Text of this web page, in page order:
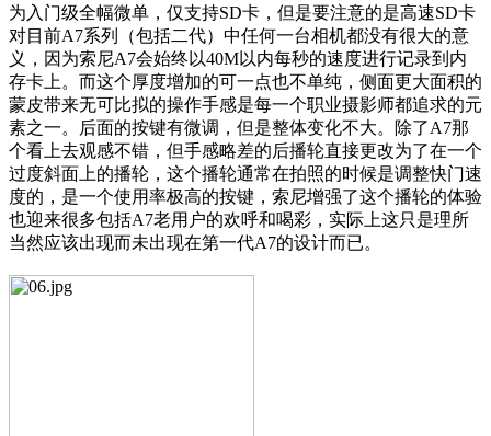
为入门级全幅微单，仅支持SD卡，但是要注意的是高速SD卡
对目前A7系列（包括二代）中任何一台相机都没有很大的意
义，因为索尼A7会始终以40M以内每秒的速度进行记录到内
存卡上。而这个厚度增加的可一点也不单纯，侧面更大面积的
蒙皮带来无可比拟的操作手感是每一个职业摄影师都追求的元
素之一。后面的按键有微调，但是整体变化不大。除了A7那
个看上去观感不错，但手感略差的后播轮直接更改为了在一个
过度斜面上的播轮，这个播轮通常在拍照的时候是调整快门速
度的，是一个使用率极高的按键，索尼增强了这个播轮的体验
也迎来很多包括A7老用户的欢呼和喝彩，实际上这只是理所
当然应该出现而未出现在第一代A7的设计而已。